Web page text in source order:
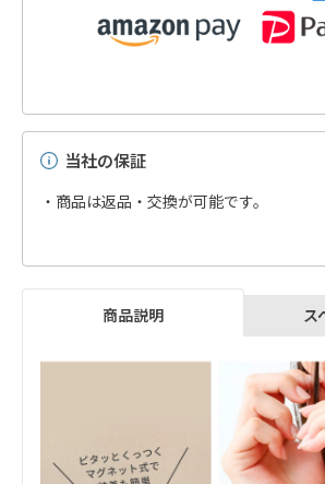
商品説明 ス
当社の保証
・商品は返品・交換が可能です。